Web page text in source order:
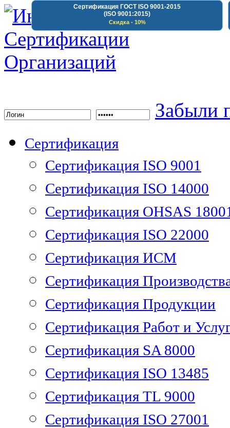
Сертификация ГОСТ ISO 9001-2015
(ISO 9001:2015)
Скидка - 10%
Забыли
Сертификация
Сертификация ISO 9001
Сертификация ISO 14000
Сертификация OHSAS
Сертификация ISO 22000
Сертификация ИСМ
Сертификация
Сертификация Продукции
Сертификация Работ и
Сертификация SA 8000
Сертификация ISO 13485
Сертификация TL 9000
Сертификация ISO 27001